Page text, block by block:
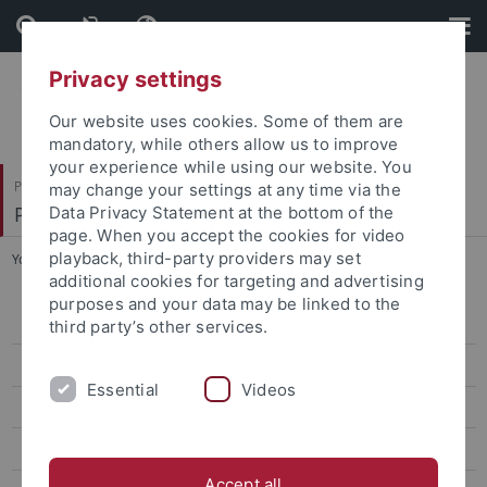
Skip
to
content
Skip
to
footer
Philosophische Fakultät
Prof. Dr. Jörg Robert
You are here: Startseite ... 4. EdiKo Workshop
Trilaterale Forschungskonferenzen: Freiheit der Kunst
Workshop Deutsch-Italienischer Kulturtransfer
Privacy settings
Our website uses cookies. Some of them are
mandatory, while others allow us to improve
your experience while using our website. You
may change your settings at any time via the
Data Privacy Statement at the bottom of the
page. When you accept the cookies for video
playback, third-party providers may set
additional cookies for targeting and advertising
purposes and your data may be linked to the
third party’s other services.
Essential Videos